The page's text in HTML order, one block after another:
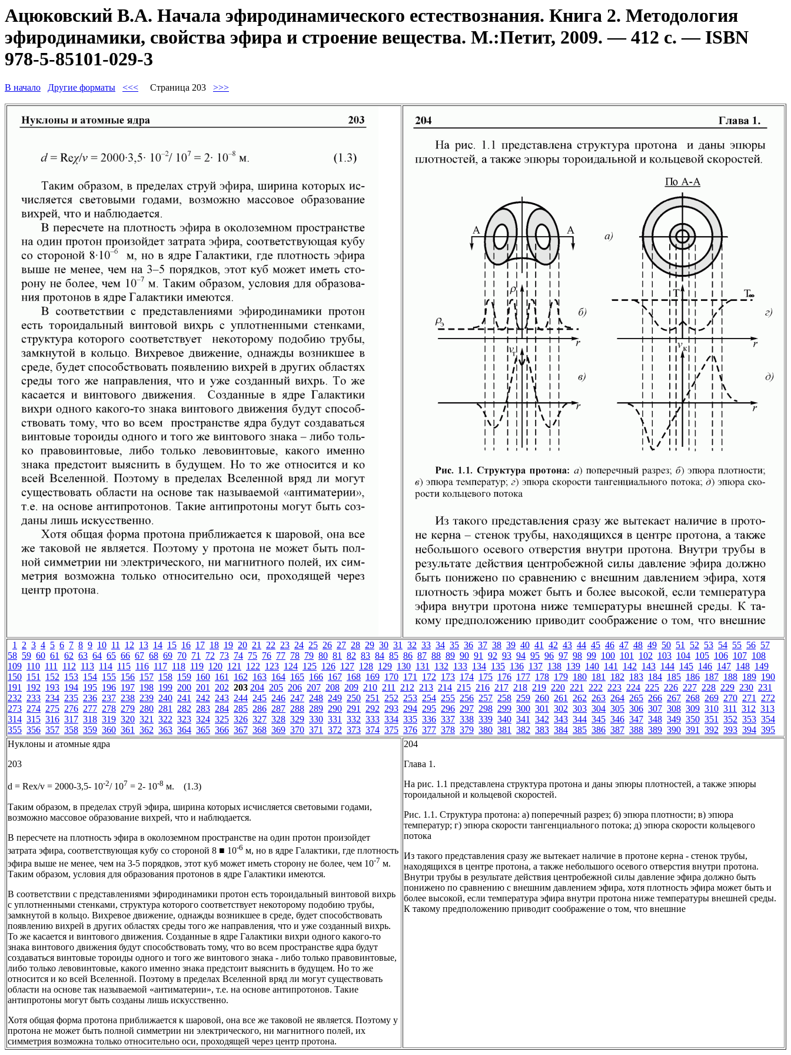
Ацюковский В.А. Начала эфиродинамического естествознания. Книга 2. Методология
эфиродинамики, свойства эфира и строение вещества. М.:Петит, 2009. — 412 с. — ISBN
978-5-85101-029-3
В начало Другие форматы <<< Страница 203 >>>
1 2 3 4 5 6 7 8 9 10 11 12 13 14 15 16 17 18 19 20 21 22 23 24 25 26 27 28 29 30 31 32 33 34 35 36 37 38 39 40 41 42 43 44 45 46 47 48 49 50 51 52 53 54 55 56 57
58 59 60 61 62 63 64 65 66 67 68 69 70 71 72 73 74 75 76 77 78 79 80 81 82 83 84 85 86 87 88 89 90 91 92 93 94 95 96 97 98 99 100 101 102 103 104 105 106 107 108
109 110 111 112 113 114 115 116 117 118 119 120 121 122 123 124 125 126 127 128 129 130 131 132 133 134 135 136 137 138 139 140 141 142 143 144 145 146 147 148 149
150 151 152 153 154 155 156 157 158 159 160 161 162 163 164 165 166 167 168 169 170 171 172 173 174 175 176 177 178 179 180 181 182 183 184 185 186 187 188 189 190
191 192 193 194 195 196 197 198 199 200 201 202 203 204 205 206 207 208 209 210 211 212 213 214 215 216 217 218 219 220 221 222 223 224 225 226 227 228 229 230 231
232 233 234 235 236 237 238 239 240 241 242 243 244 245 246 247 248 249 250 251 252 253 254 255 256 257 258 259 260 261 262 263 264 265 266 267 268 269 270 271 272
273 274 275 276 277 278 279 280 281 282 283 284 285 286 287 288 289 290 291 292 293 294 295 296 297 298 299 300 301 302 303 304 305 306 307 308 309 310 311 312 313
314 315 316 317 318 319 320 321 322 323 324 325 326 327 328 329 330 331 332 333 334 335 336 337 338 339 340 341 342 343 344 345 346 347 348 349 350 351 352 353 354
355 356 357 358 359 360 361 362 363 364 365 366 367 368 369 370 371 372 373 374 375 376 377 378 379 380 381 382 383 384 385 386 387 388 389 390 391 392 393 394 395
Нуклоны и атомные ядра
203
d = Rex/v = 2000-3,5- 10-2/ 107 = 2- 10-8 м. (1.3)
Таким образом, в пределах струй эфира, ширина которых исчисляется световыми годами,
возможно массовое образование вихрей, что и наблюдается.
В пересчете на плотность эфира в околоземном пространстве на один протон произойдет
затрата эфира, соответствующая кубу со стороной 8 ■ 10-6 м, но в ядре Галактики, где плотность
эфира выше не менее, чем на 3-5 порядков, этот куб может иметь сторону не более, чем 10-7 м.
Таким образом, условия для образования протонов в ядре Галактики имеются.
В соответствии с представлениями эфиродинамики протон есть тороидальный винтовой вихрь
с уплотненными стенками, структура которого соответствует некоторому подобию трубы,
замкнутой в кольцо. Вихревое движение, однажды возникшее в среде, будет способствовать
появлению вихрей в других областях среды того же направления, что и уже созданный вихрь.
То же касается и винтового движения. Созданные в ядре Галактики вихри одного какого-то
знака винтового движения будут способствовать тому, что во всем пространстве ядра будут
создаваться винтовые тороиды одного и того же винтового знака - либо только правовинтовые,
либо только левовинтовые, какого именно знака предстоит выяснить в будущем. Но то же
относится и ко всей Вселенной. Поэтому в пределах Вселенной вряд ли могут существовать
области на основе так называемой «антиматерии», т.е. на основе антипротонов. Такие
антипротоны могут быть созданы лишь искусственно.
Хотя общая форма протона приближается к шаровой, она все же таковой не является. Поэтому у
протона не может быть полной симметрии ни электрического, ни магнитного полей, их
симметрия возможна только относительно оси, проходящей через центр протона.
204
Глава 1.
На рис. 1.1 представлена структура протона и даны эпюры плотностей, а также эпюры
тороидальной и кольцевой скоростей.
Рис. 1.1. Структура протона: а) поперечный разрез; б) эпюра плотности; в) эпюра
температур; г) эпюра скорости тангенциального потока; д) эпюра скорости кольцевого
потока
Из такого представления сразу же вытекает наличие в протоне керна - стенок трубы,
находящихся в центре протона, а также небольшого осевого отверстия внутри протона.
Внутри трубы в результате действия центробежной силы давление эфира должно быть
понижено по сравнению с внешним давлением эфира, хотя плотность эфира может быть и
более высокой, если температура эфира внутри протона ниже температуры внешней среды.
К такому предположению приводит соображение о том, что внешние